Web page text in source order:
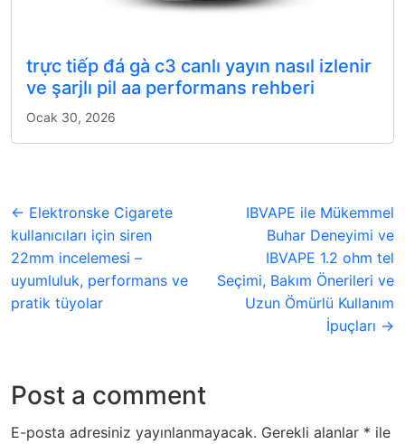
trực tiếp đá gà c3 canlı yayın nasıl izlenir
ve şarjlı pil aa performans rehberi
Ocak 30, 2026
← Elektronske Cigarete
kullanıcıları için siren
22mm incelemesi –
uyumluluk, performans ve
pratik tüyolar
IBVAPE ile Mükemmel
Buhar Deneyimi ve
IBVAPE 1.2 ohm tel
Seçimi, Bakım Önerileri ve
Uzun Ömürlü Kullanım
İpuçları →
Post a comment
E-posta adresiniz yayınlanmayacak. Gerekli alanlar * ile